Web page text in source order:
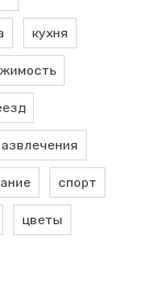
кухня
спорт
цветы